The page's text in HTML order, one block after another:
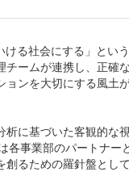
る社会にする」とい
ームが連携し、正確
ンを大切にする風土
に基づいた客観的な
事業部のパートナー
るための羅針盤とし